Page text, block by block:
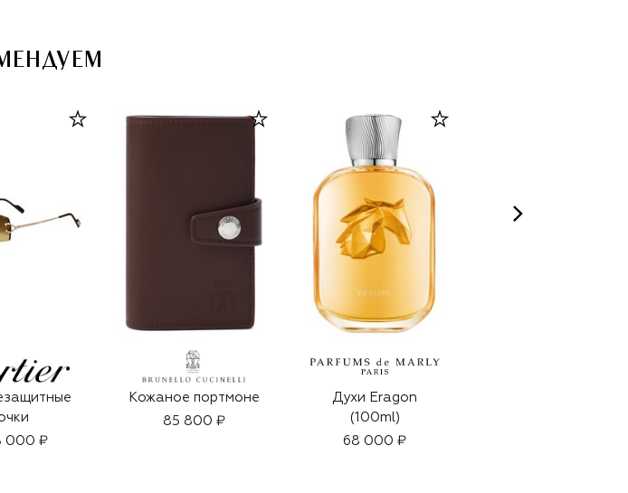
000 ₽
Кожаное портмоне
85 800 ₽
Духи Eragon
(100ml)
68 000 ₽